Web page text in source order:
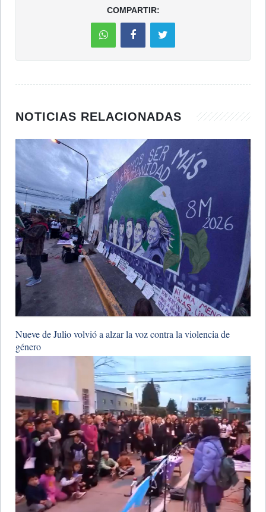
COMPARTIR:
NOTICIAS RELACIONADAS
Nueve de Julio volvió a alzar la voz contra la violencia de
género